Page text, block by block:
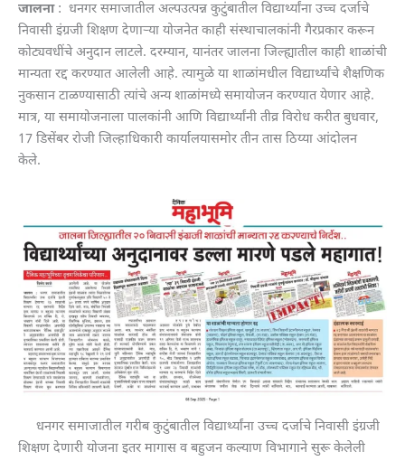
जालना: धनगर समाजातील अल्पउत्पन्न कुटुंबातील विद्यार्थ्यांना उच्च दर्जाचे
निवासी इंग्रजी शिक्षण देणाऱ्या योजनेत काही संस्थाचालकांनी गैरप्रकार करून
कोट्यवधींचे अनुदान लाटले. दरम्यान, यानंतर जालना जिल्ह्यातील काही शाळांची
मान्यता रद्द करण्यात आलेली आहे. त्यामुळे या शाळांमधील विद्यार्थ्यांचे शैक्षणिक
नुकसान टाळण्यासाठी त्यांचे अन्य शाळांमध्ये समायोजन करण्यात येणार आहे.
मात्र, या समायोजनाला पालकांनी आणि विद्यार्थ्यांनी तीव्र विरोध करीत बुधवार,
17 डिसेंबर रोजी जिल्हाधिकारी कार्यालयासमोर तीन तास ठिय्या आंदोलन
केले.
धनगर समाजातील गरीब कुटुंबातील विद्यार्थ्यांना उच्च दर्जाचे निवासी इंग्रजी
शिक्षण देणारी योजना इतर मागास व बहुजन कल्याण विभागाने सुरू केलेली